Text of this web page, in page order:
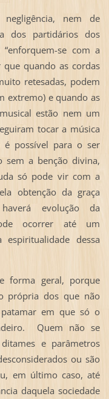
nem de
dos partidários dos
se com a
que quando as cordas
retesadas, podem
extremo) e quando as
estão nem um
tocar a música
é possível para o ser
a benção divina,
só pode vir com a
obtenção da graça
evolução da
ocorrer até um
espiritualidade dessa
forma geral, porque
própria dos que não
em que só o
Quem não se
e parâmetros
ou são
em último caso, até
daquela sociedade